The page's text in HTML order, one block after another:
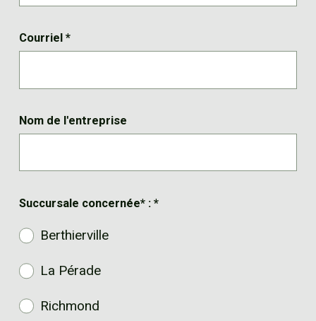
Courriel *
Nom de l'entreprise
Succursale concernée* : *
Berthierville
La Pérade
Richmond